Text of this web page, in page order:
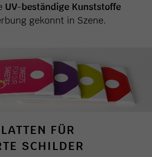
UV-beständige Kunststoffe
gekonnt in Szene.
FÜR
SCHILDER